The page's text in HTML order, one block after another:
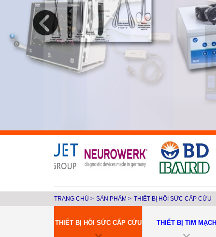
TRANG CHỦ > SẢN PHẨM > THIẾT BỊ HỒI SỨC CẤP CỨU
THIẾT BỊ HỒI SỨC CẤP CỨU THIẾT BỊ TIM MẠCH